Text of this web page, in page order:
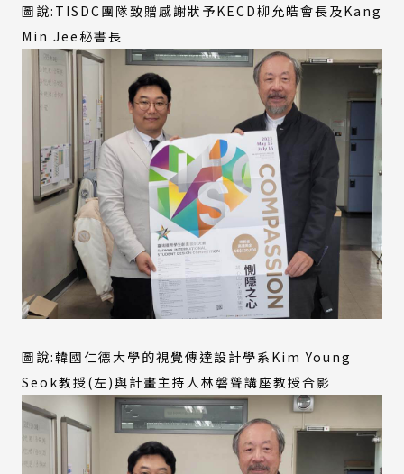
圖說:TISDC團隊致贈感謝狀予KECD柳允皓會長及Kang
Min Jee秘書長
圖說:韓國仁德大學的視覺傳達設計學系Kim Young
Seok教授(左)與計畫主持人林磐聳講座教授合影